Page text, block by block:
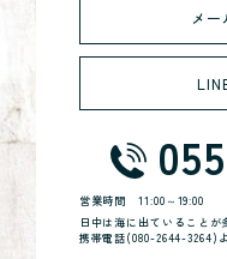
メ
営業時間11:00～19:00
日中は海に出ていることが
携帯電話(080-2644-3264)